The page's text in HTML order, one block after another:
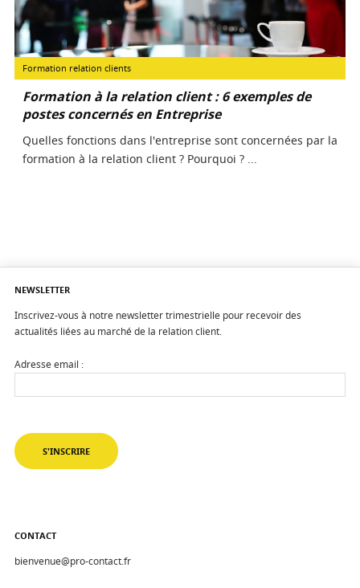
Formation relation clients
Formation à la relation client : 6 exemples de
postes concernés en Entreprise
Quelles fonctions dans l'entreprise sont concernées par la
formation à la relation client ? Pourquoi ? ...
NEWSLETTER
Inscrivez-vous à notre newsletter trimestrielle pour recevoir des
actualités liées au marché de la relation client.
Adresse email :
CONTACT
bienvenue@pro-contact.fr